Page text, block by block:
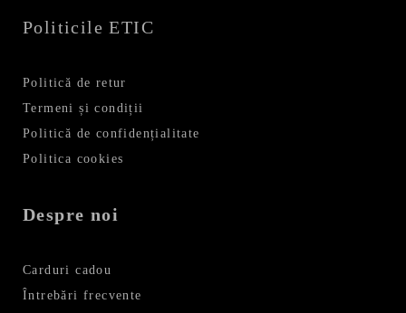
Politicile ETIC
Politică de retur
Termeni și condiții
Politică de confidențialitate
Politica cookies
Despre noi
Carduri cadou
Întrebări frecvente